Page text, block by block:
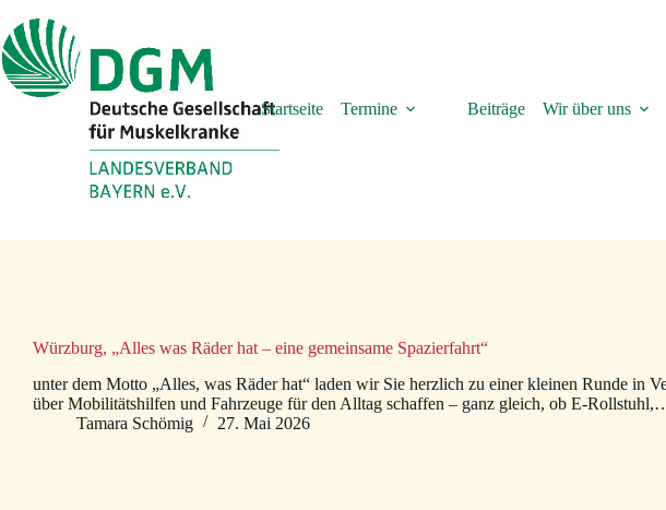
Inhalt
springen
Startseite Termine Beiträge Wir über uns
Würzburg, „Alles was Räder hat – eine gemeinsame Spazierfahrt“
unter dem Motto „Alles, was Räder hat“ laden wir Sie herzlich zu einer kleinen Runde in
über Mobilitätshilfen und Fahrzeuge für den Alltag schaffen – ganz gleich, ob E-
Tamara Schömig
27. Mai 2026